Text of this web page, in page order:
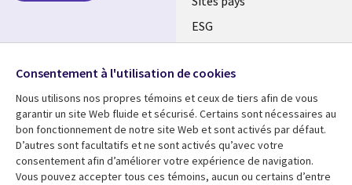
ESG
Fusions
Salle de presse
Ressources Support
Suivez-nous
Social
Media
Global
FR
Consentement à l'utilisation de cookies
Nous utilisons nos propres témoins et ceux de tiers afin de vous
garantir un site Web fluide et sécurisé. Certains sont nécessaires au
bon fonctionnement de notre site Web et sont activés par défaut.
D’autres sont facultatifs et ne sont activés qu’avec votre
consentement afin d’améliorer votre expérience de navigation.
Vous pouvez accepter tous ces témoins, aucun ou certains d’entre